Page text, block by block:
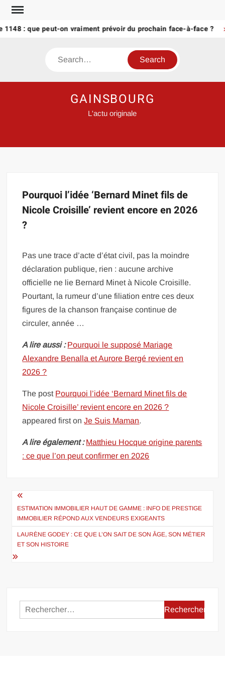
Skip
content
1148 : que peut-on vraiment prévoir du prochain face-à-face ?
Search
GAINSBOURG
L'actu originale
Pourquoi l’idée ‘Bernard Minet fils de
Nicole Croisille’ revient encore en 2026
?
Pas une trace d’acte d’état civil, pas la moindre
déclaration publique, rien : aucune archive
officielle ne lie Bernard Minet à Nicole Croisille.
Pourtant, la rumeur d’une filiation entre ces deux
figures de la chanson française continue de
circuler, année …
A lire aussi : Pourquoi le supposé Mariage
Alexandre Benalla et Aurore Bergé revient en
2026 ?
The post Pourquoi l’idée ‘Bernard Minet fils de
Nicole Croisille’ revient encore en 2026 ?
appeared first onJe Suis Maman.
A lire également : Matthieu Hocque origine parents
: ce que l’on peut confirmer en 2026
Navigation
de
l’article
ESTIMATION IMMOBILIER HAUT DE GAMME : INFO DE PRESTIGE
IMMOBILIER RÉPOND AUX VENDEURS EXIGEANTS
LAURÈNE GODEY : CE QUE L’ON SAIT DE SON ÂGE, SON MÉTIER
ET SON HISTOIRE
Rechercher :